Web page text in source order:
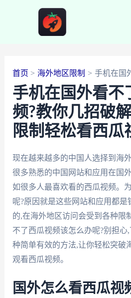
首页 海外地区限制 手机在国
手机在国外看不
频?教你几招破
限制轻松看西瓜
现在越来越多的中国人选择到海
很多熟悉的中国网站和应用在国
如很多人最喜欢看的西瓜视频。
呢?原因就是这些网站和应用都是
的,在海外地区访问会受到各种限
不了西瓜视频该怎么办呢?别担
种简单有效的方法,让你轻松突破
观看西瓜视频。
国外怎么看西瓜视